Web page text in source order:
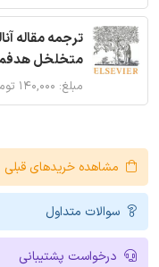
ترجمه مقاله
متخلخل
مبلغ: ۱۴۰,۰۰۰ تومان
مشاهده خریدهای قبلی
سوالات متداول
درخواست پشتیبانی